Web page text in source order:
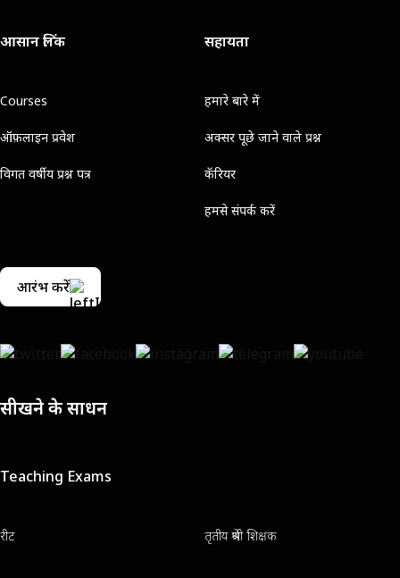
आसान लिंक
Courses
ऑफ़लाइन प्रवेश
विगत वर्षीय प्रश्न पत्र
सहायता
हमारे बारे में
अक्सर पूछे जाने वाले प्रश्न
कॅरियर
हमसे संपर्क करें
आरंभ करें
सीखने के साधन
Teaching Exams
रीट तृतीय श्रेणी शिक्षक